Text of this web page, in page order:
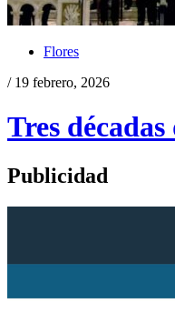
Flores
/ 19 febrero, 2026
Tres
Publicidad